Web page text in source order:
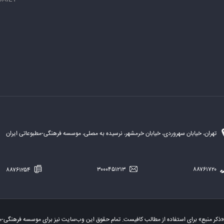
تهران، خیابان سهروردی، خیابان خرمشهر، نرسیده به مصلی، موسسه فرهنگی-مطبوعاتی ایران
«ذکر منبع» برای استفاده از مطالب کافیست. تمام حقوق این وب‌سایت نیز برای موسسه